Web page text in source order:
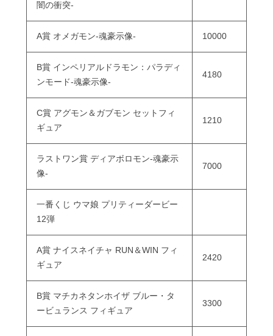
闇の衝突-
A賞 オメガモン-魂豪示像- 10000
B賞 インペリアルドラモン：パラディ
ンモード-魂豪示像-
4180
C賞 アグモン＆ガブモン セットフィ
ギュア
1210
ラストワン賞 ディアボロモン-魂豪示
像-
7000
一番くじ ウマ娘 プリティーダービー
12弾
A賞 ナイスネイチャ RUN＆WIN フィ
ギュア
2420
B賞 マチカネタンホイザ ブルー・タ
ービュランス フィギュア
3300